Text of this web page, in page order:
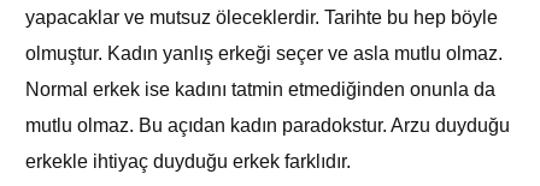
yapacaklar ve mutsuz öleceklerdir. Tarihte bu hep böyle
olmuştur. Kadın yanlış erkeği seçer ve asla mutlu olmaz.
Normal erkek ise kadını tatmin etmediğinden onunla da
mutlu olmaz. Bu açıdan kadın paradokstur. Arzu duyduğu
erkekle ihtiyaç duyduğu erkek farklıdır.